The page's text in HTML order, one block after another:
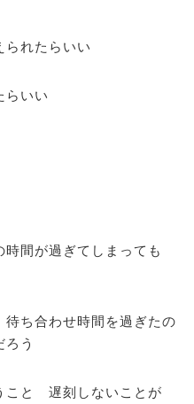
れたらいい
いい
間が過ぎてしまっても
ち合わせ時間を過ぎたの
う
こと 遅刻しないことが